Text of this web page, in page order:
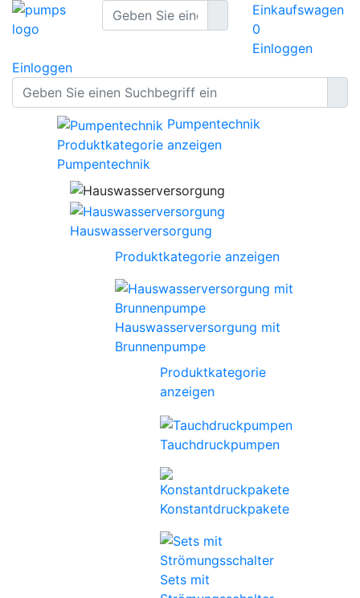
Einkaufswagen
0
Einloggen
Einloggen
Pumpentechnik
Produktkategorie anzeigen
Pumpentechnik
Hauswasserversorgung
Produktkategorie anzeigen
Hauswasserversorgung mit
Brunnenpumpe
Produktkategorie
anzeigen
Tauchdruckpumpen
Konstantdruckpakete
Sets mit